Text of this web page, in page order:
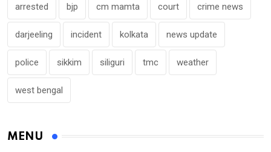
arrested bjp cm mamta court crime news
darjeeling incident kolkata news update
police sikkim siliguri tmc weather
west bengal
MENU